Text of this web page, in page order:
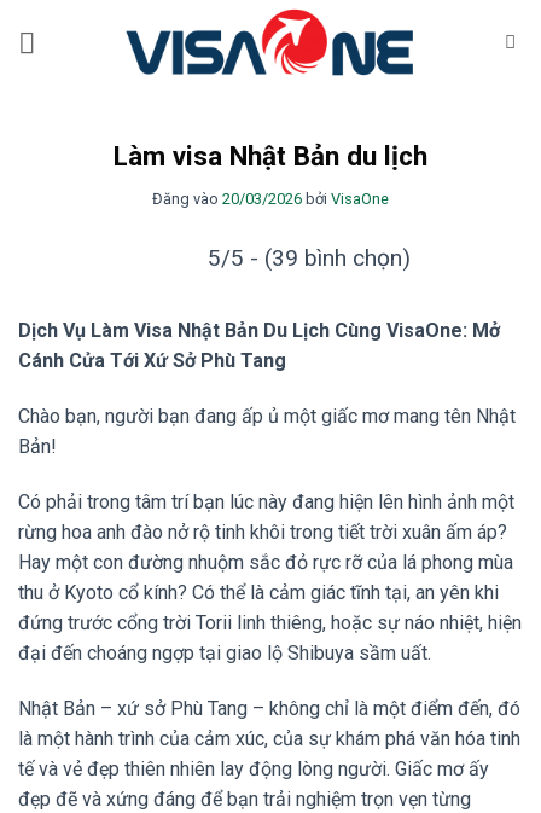
Làm visa Nhật Bản du lịch
Đăng vào 20/03/2026 bởi VisaOne
5/5 - (39 bình chọn)
Dịch Vụ Làm Visa Nhật Bản Du Lịch Cùng VisaOne: Mở
Cánh Cửa Tới Xứ Sở Phù Tang
Chào bạn, người bạn đang ấp ủ một giấc mơ mang tên Nhật
Bản!
Có phải trong tâm trí bạn lúc này đang hiện lên hình ảnh một
rừng hoa anh đào nở rộ tinh khôi trong tiết trời xuân ấm áp?
Hay một con đường nhuộm sắc đỏ rực rỡ của lá phong mùa
thu ở Kyoto cổ kính? Có thể là cảm giác tĩnh tại, an yên khi
đứng trước cổng trời Torii linh thiêng, hoặc sự náo nhiệt, hiện
đại đến choáng ngợp tại giao lộ Shibuya sầm uất.
Nhật Bản – xứ sở Phù Tang – không chỉ là một điểm đến, đó
là một hành trình của cảm xúc, của sự khám phá văn hóa tinh
tế và vẻ đẹp thiên nhiên lay động lòng người. Giấc mơ ấy
đẹp đẽ và xứng đáng để bạn trải nghiệm trọn vẹn từng